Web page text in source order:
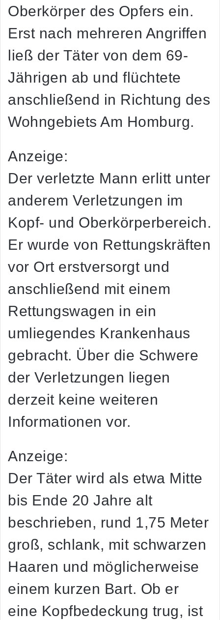
Oberkörper des Opfers ein.
Erst nach mehreren Angriffen
ließ der Täter von dem 69-
Jährigen ab und flüchtete
anschließend in Richtung des
Wohngebiets Am Homburg.
Anzeige:
Der verletzte Mann erlitt unter
anderem Verletzungen im
Kopf- und Oberkörperbereich.
Er wurde von Rettungskräften
vor Ort erstversorgt und
anschließend mit einem
Rettungswagen in ein
umliegendes Krankenhaus
gebracht. Über die Schwere
der Verletzungen liegen
derzeit keine weiteren
Informationen vor.
Anzeige:
Der Täter wird als etwa Mitte
bis Ende 20 Jahre alt
beschrieben, rund 1,75 Meter
groß, schlank, mit schwarzen
Haaren und möglicherweise
einem kurzen Bart. Ob er
eine Kopfbedeckung trug, ist